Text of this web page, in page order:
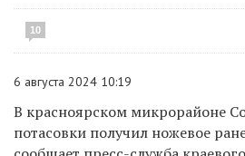
10
6 августа 2024 10:19
В красноярском микрорайоне
потасовки получил ножевое